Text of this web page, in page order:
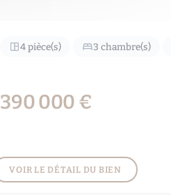
4 pièce(s) 3 chambre(s)
390 000 €
VOIR LE DÉTAIL DU BIEN